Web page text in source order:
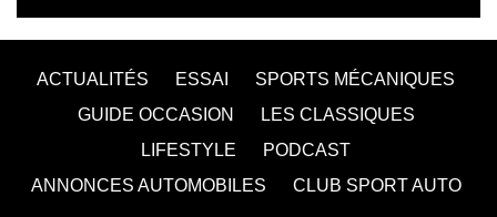
ACTUALITÉS ESSAI
SPORTS MÉCANIQUES
GUIDE OCCASION
LES CLASSIQUES
LIFESTYLE
PODCAST
ANNONCES AUTOMOBILES
CLUB SPORT AUTO